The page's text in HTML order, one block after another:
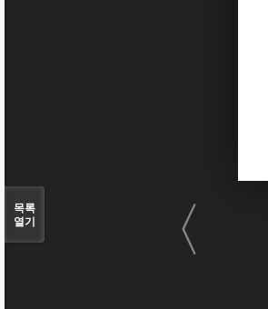
〈
목록
열기